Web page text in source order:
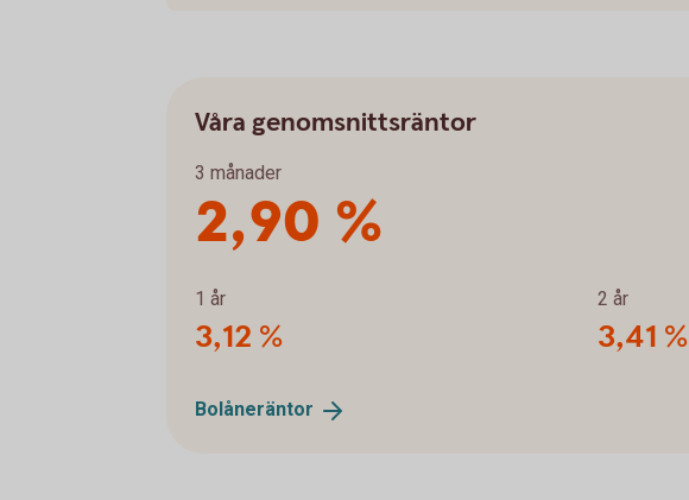
Våra genomsnittsräntor
3 månader
2,90 %
1 år
3,12 %
2 år
3,41 %
Bolåneräntor